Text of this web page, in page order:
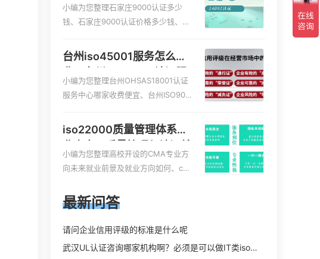
成服务资质认证的申请书相关iso体系
认证知识，详情可查看下方正文！
司
小编为您整理石家庄9000认证多少
钱、石家庄9000认证价格多少钱、石
00认证价格贵吗、石家庄9000认证费
用大概多钱相关iso体系认证知识，详
情可查看下方正文！
台州iso45001服务怎么收
务怎么收费
小编为您整理台州OHSAS18001认证
服务中心哪家收费便宜、台州ISO900
E认证,台州机械机电CE认证、CE认证
怎么收费、温州科普ISO45001职业健
康安全管理体系认证收费标准是什么
相关iso体系认证知识，详情可查看下
iso22000质量管理体系就
业方向
小编为您整理高校开设的CMA专业方
向未来就业前景及就业方向如何、cm
的就业方向、cpa和cma未来就业方
向、大学生考完cma，就哪些就业方
向相关iso体系认证知识，详情可查看
最新问答
请问企业信用评级的标准是什么呢
武汉UL认证咨询哪家机构啊？必须是可以做IT类iso三体系认证UL认证的机构？